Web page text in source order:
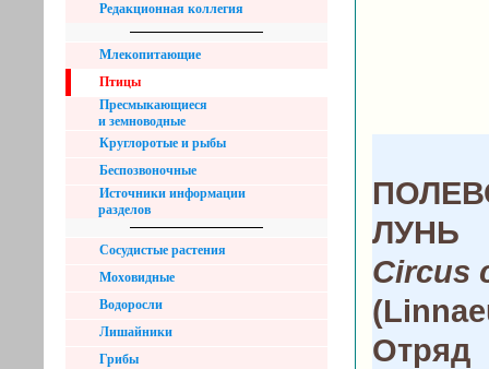
Редакционная коллегия
Млекопитающие
Птицы
Пресмыкающиеся
и земноводные
Круглоротые и рыбы
Беспозвоночные
Источники информации
разделов
Сосудистые растения
Моховидные
Водоросли
Лишайники
Грибы
ЛУНЬ
Circus
Отряд